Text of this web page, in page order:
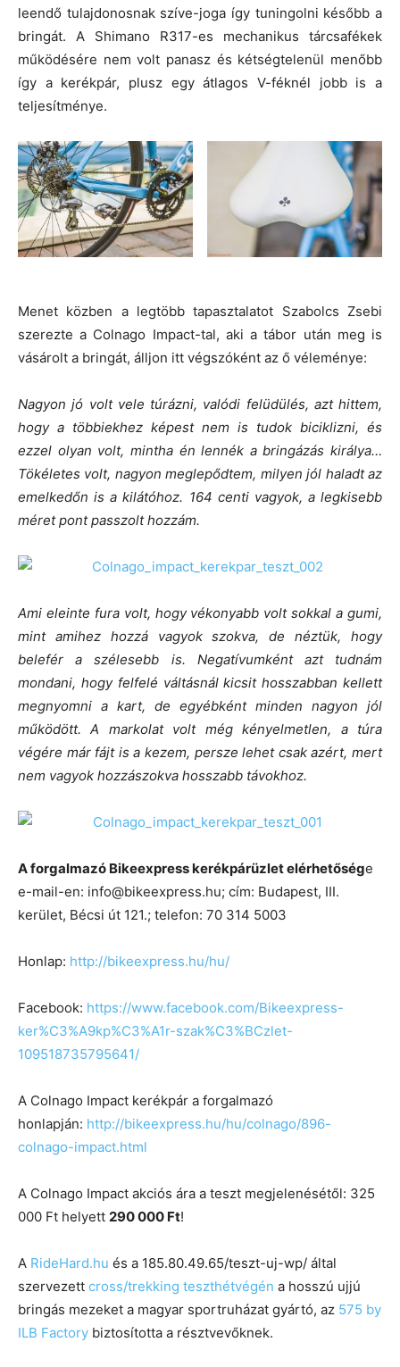
leendő tulajdonosnak szíve-joga így tuningolni később a
bringát. A Shimano R317-es mechanikus tárcsafékek
működésére nem volt panasz és kétségtelenül menőbb
így a kerékpár, plusz egy átlagos V-féknél jobb is a
teljesítménye.
Menet közben a legtöbb tapasztalatot Szabolcs Zsebi
szerezte a Colnago Impact-tal, aki a tábor után meg is
vásárolt a bringát, álljon itt végszóként az ő véleménye:
Nagyon jó volt vele túrázni, valódi felüdülés, azt hittem,
hogy a többiekhez képest nem is tudok biciklizni, és
ezzel olyan volt, mintha én lennék a bringázás királya…
Tökéletes volt, nagyon meglepődtem, milyen jól haladt az
emelkedőn is a kilátóhoz. 164 centi vagyok, a legkisebb
méret pont passzolt hozzám.
Ami eleinte fura volt, hogy vékonyabb volt sokkal a gumi,
mint amihez hozzá vagyok szokva, de néztük, hogy
belefér a szélesebb is. Negatívumként azt tudnám
mondani, hogy felfelé váltásnál kicsit hosszabban kellett
megnyomni a kart, de egyébként minden nagyon jól
működött. A markolat volt még kényelmetlen, a túra
végére már fájt is a kezem, persze lehet csak azért, mert
nem vagyok hozzászokva hosszabb távokhoz.
A forgalmazó Bikeexpress kerékpárüzlet elérhetősége
e-mail-en: info@bikeexpress.hu; cím: Budapest, III.
kerület, Bécsi út 121.; telefon: 70 314 5003
Honlap: http://bikeexpress.hu/hu/
Facebook: https://www.facebook.com/Bikeexpress-
ker%C3%A9kp%C3%A1r-szak%C3%BCzlet-
109518735795641/
A Colnago Impact kerékpár a forgalmazó
honlapján: http://bikeexpress.hu/hu/colnago/896-
colnago-impact.html
A Colnago Impact akciós ára a teszt megjelenésétől: 325
000 Ft helyett 290 000 Ft!
A RideHard.hu és a 185.80.49.65/teszt-uj-wp/ által
szervezett cross/trekking teszthétvégén a hosszú ujjú
bringás mezeket a magyar sportruházat gyártó, az 575 by
ILB Factory biztosította a résztvevőknek.